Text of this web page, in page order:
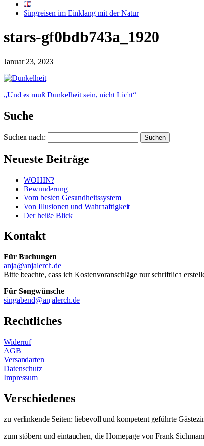
Singreisen im Einklang mit der Natur
stars-gf0bdb743a_1920
Januar 23, 2023
„Und es muß Dunkelheit sein, nicht Licht“
Suche
Suchen nach:
Neueste Beiträge
WOHIN?
Bewunderung
Vom besten Gesundheitssystem
Von Illusionen und Wahrhaftigkeit
Der heiße Blick
Kontakt
Für Buchungen
anja@anjalerch.de
Bitte beachte, dass ich Kostenvoranschläge nur schriftlich
Für Songwünsche
singabend@anjalerch.de
Rechtliches
Widerruf
AGB
Versandarten
Datenschutz
Impressum
Verschiedenes
zu verlinkende Seiten: liebevoll und kompetent geführte
zum stöbern und eintauchen, die Homepage von Frank